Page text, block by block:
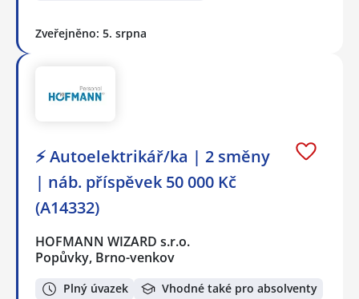
Zveřejněno: 5. srpna
⚡ Autoelektrikář/ka | 2 směny
| náb. příspěvek 50 000 Kč
(A14332)
HOFMANN WIZARD s.r.o.
Popůvky, Brno-venkov
Plný úvazek Vhodné také pro absolventy